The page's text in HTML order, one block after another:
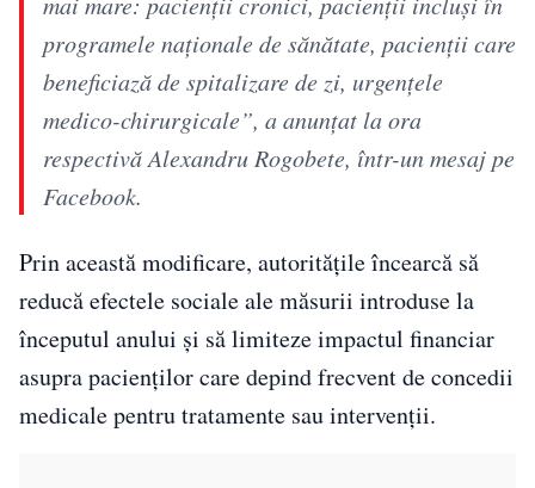
programele naționale de sănătate, pacienții care
beneficiază de spitalizare de zi, urgențele
medico-chirurgicale”, a anunțat la ora
respectivă Alexandru Rogobete, într-un mesaj pe
Facebook.
Prin această modificare, autoritățile încearcă să
reducă efectele sociale ale măsurii introduse la
începutul anului și să limiteze impactul financiar
asupra pacienților care depind frecvent de concedii
medicale pentru tratamente sau intervenții.